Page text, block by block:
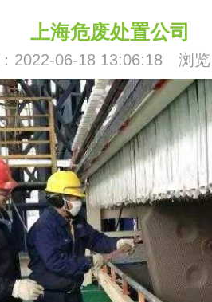
上海危废处置公司
2022-06-18 13:06:18 浏览